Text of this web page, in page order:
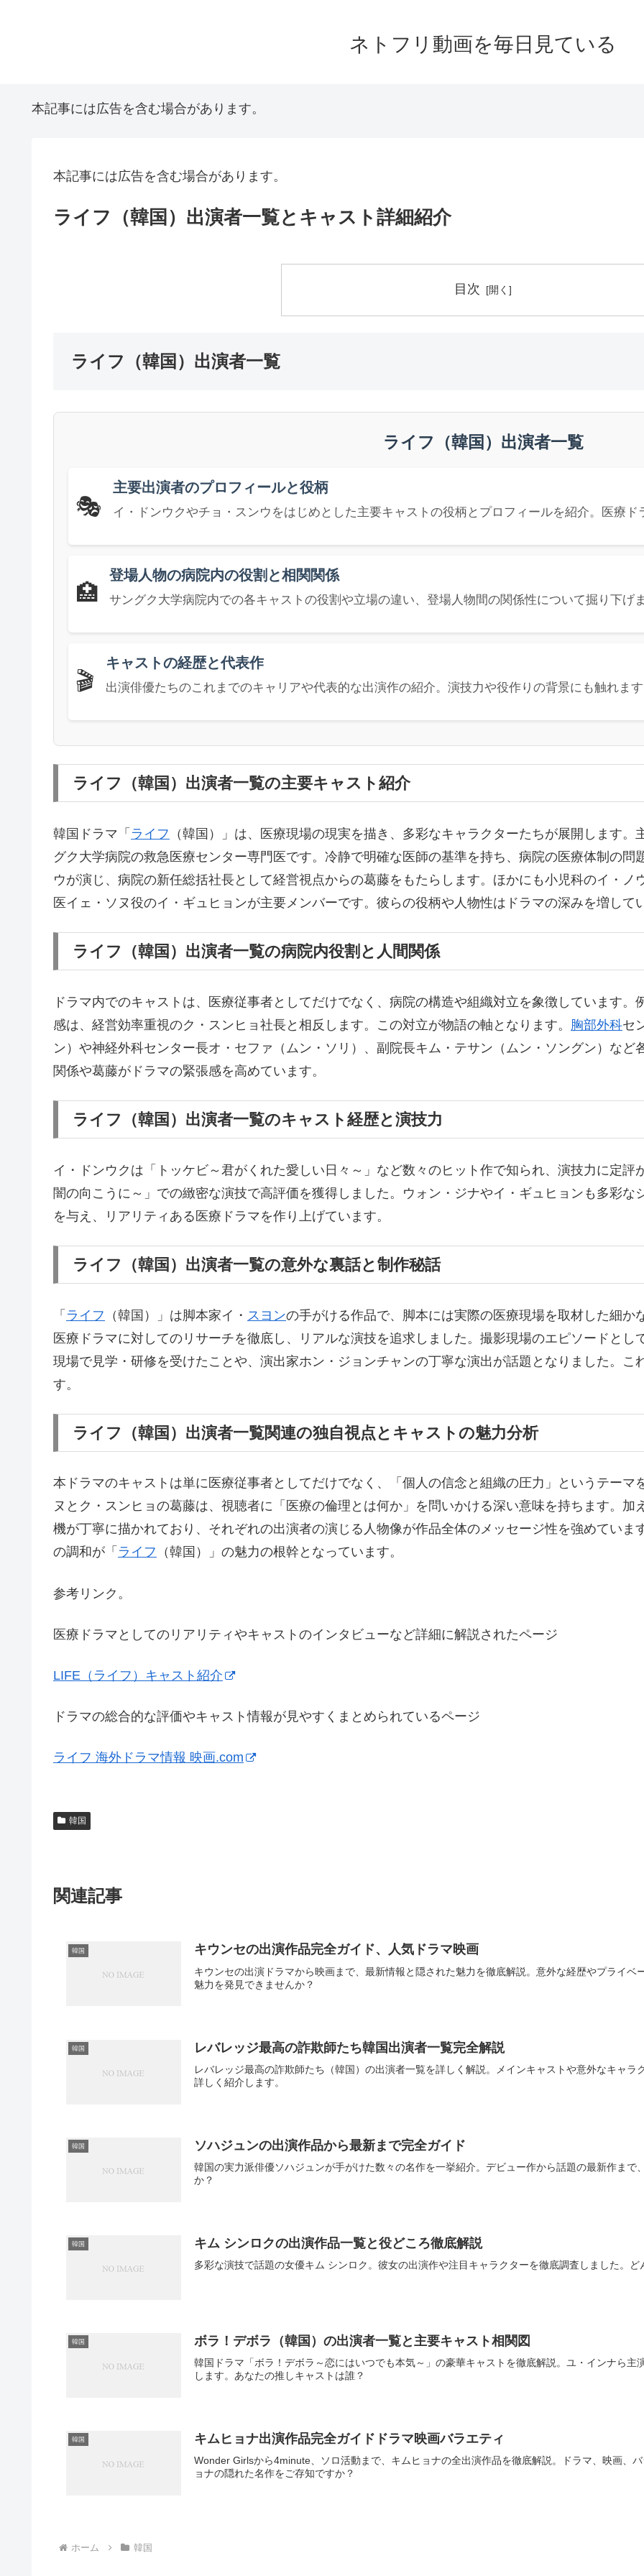
ネトフリ動画を毎日見ている
本記事には広告を含む場合があります。
本記事には広告を含む場合があります。
ライフ（韓国）出演者一覧とキャスト詳細紹介
目次
ライフ（韓国）出演者一覧
ライフ（韓国）出演者一覧
🎭
主要出演者のプロフィールと役柄
イ・ドンウクやチョ・スンウをはじめとした主要キャストの役柄とプロフィールを紹介。医療
🏥
登場人物の病院内の役割と相関関係
サングク大学病院内での各キャストの役割や立場の違い、登場人物間の関係性について掘り下げ
🎬
キャストの経歴と代表作
出演俳優たちのこれまでのキャリアや代表的な出演作の紹介。演技力や役作りの背景にも触れま
ライフ（韓国）出演者一覧の主要キャスト紹介
韓国ドラマ「 ライフ （韓国）」は、医療現場の現実を描き、多彩なキャラクターたちが展開します
グク大学病院の救急医療センター専門医です。冷静で明確な医師の基準を持ち、病院の医療体制の
ウが演じ、病院の新任総括社長として経営視点からの葛藤をもたらします。ほかにも小児科のイ・
医イェ・ソヌ役のイ・ギュヒョンが主要メンバーです。彼らの役柄や人物性はドラマの深みを増して
ライフ（韓国）出演者一覧の病院内役割と人間関係
ドラマ内でのキャストは、医療従事者としてだけでなく、病院の構造や組織対立を象徴しています
感は、経営効率重視のク・スンヒョ社長と相反します。この対立が物語の軸となります。 胸部外科セ
ン）や神経外科センター長オ・セファ（ムン・ソリ）、副院長キム・テサン（ムン・ソングン）な
関係や葛藤がドラマの緊張感を高めています。
ライフ（韓国）出演者一覧のキャスト経歴と演技力
イ・ドンウクは「トッケビ～君がくれた愛しい日々～」など数々のヒット作で知られ、演技力に定
闇の向こうに～」での緻密な演技で高評価を獲得しました。ウォン・ジナやイ・ギュヒョンも多彩
を与え、リアリティある医療ドラマを作り上げています。
ライフ（韓国）出演者一覧の意外な裏話と制作秘話
「 ライフ （韓国）」は脚本家イ・ スヨンの手がける作品で、脚本には実際の医療現場を取材した細
医療ドラマに対してのリサーチを徹底し、リアルな演技を追求しました。撮影現場のエピソードと
現場で見学・研修を受けたことや、演出家ホン・ジョンチャンの丁寧な演出が話題となりました。
す。
ライフ（韓国）出演者一覧関連の独自視点とキャストの魅力分析
本ドラマのキャストは単に医療従事者としてだけでなく、「個人の信念と組織の圧力」というテー
ヌとク・スンヒョの葛藤は、視聴者に「医療の倫理とは何か」を問いかける深い意味を持ちます。
機が丁寧に描かれており、それぞれの出演者の演じる人物像が作品全体のメッセージ性を強めてい
の調和が「 ライフ （韓国）」の魅力の根幹となっています。
参考リンク。
医療ドラマとしてのリアリティやキャストのインタビューなど詳細に解説されたページ
LIFE（ライフ）キャスト紹介
ドラマの総合的な評価やキャスト情報が見やすくまとめられているページ
ライフ 海外ドラマ情報 映画.com
韓国
関連記事
韓国 キウンセの出演作品完全ガイド、人気ドラマ映画
キウンセの出演ドラマから映画まで、最新情報と隠された魅力を徹底解説。意外な経歴やプライ
魅力を発見できませんか？
韓国 レバレッジ最高の詐欺師たち韓国出演者一覧完全解説
レバレッジ最高の詐欺師たち（韓国）の出演者一覧を詳しく解説。メインキャストや意外なキャ
詳しく紹介します。
韓国 ソハジュンの出演作品から最新まで完全ガイド
韓国の実力派俳優ソハジュンが手がけた数々の名作を一挙紹介。デビュー作から話題の最新作ま
か？
韓国 キム シンロクの出演作品一覧と役どころ徹底解説
多彩な演技で話題の女優キム シンロク。彼女の出演作や注目キャラクターを徹底調査しました。
韓国 ボラ！デボラ（韓国）の出演者一覧と主要キャスト相関図
韓国ドラマ「ボラ！デボラ～恋にはいつでも本気～」の豪華キャストを徹底解説。ユ・インナら
します。あなたの推しキャストは誰？
韓国 キムヒョナ出演作品完全ガイドドラマ映画バラエティ
Wonder Girlsから4minute、ソロ活動まで、キムヒョナの全出演作品を徹底解説。ドラマ、映画、
ョナの隠れた名作をご存知ですか？
ホーム 韓国